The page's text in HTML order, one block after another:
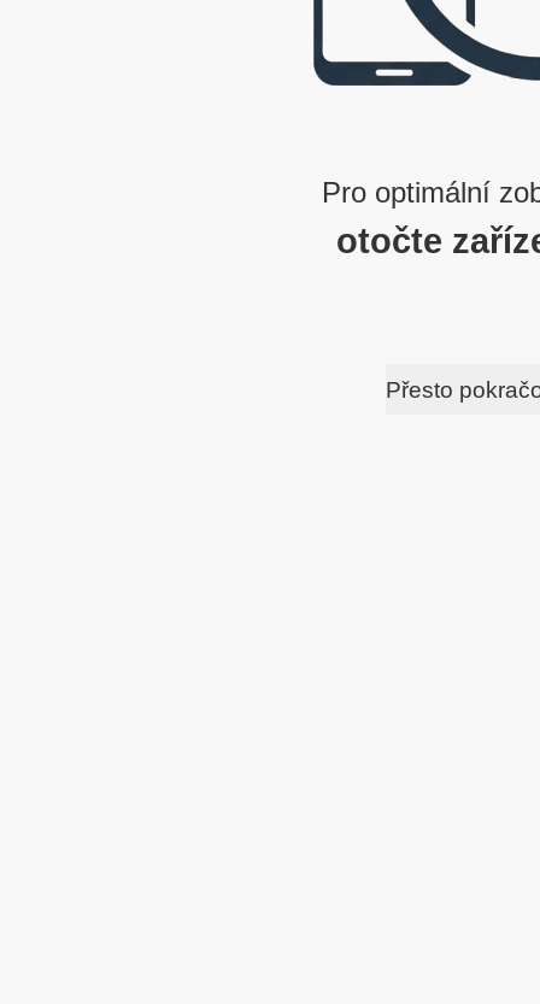
Pro optimální
otočte
Přesto